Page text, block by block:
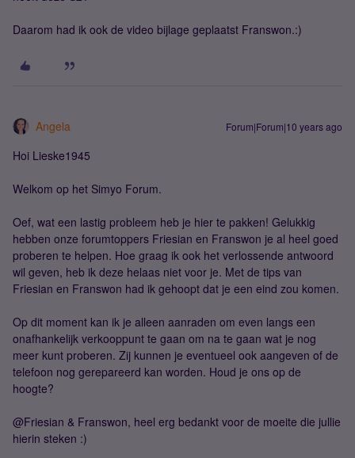
Daarom had ik ook de video bijlage geplaatst Franswon.:)
Angela Forum|Forum|10 years ago
Hoi Lieske1945
Welkom op het Simyo Forum.
Oef, wat een lastig probleem heb je hier te pakken! Gelukkig
hebben onze forumtoppers Friesian en Franswon je al heel goed
proberen te helpen. Hoe graag ik ook het verlossende antwoord
wil geven, heb ik deze helaas niet voor je. Met de tips van
Friesian en Franswon had ik gehoopt dat je een eind zou komen.
Op dit moment kan ik je alleen aanraden om even langs een
onafhankelijk verkooppunt te gaan om na te gaan wat je nog
meer kunt proberen. Zij kunnen je eventueel ook aangeven of de
telefoon nog gerepareerd kan worden. Houd je ons op de
hoogte?
@Friesian & Franswon, heel erg bedankt voor de moeite die jullie
hierin steken :)